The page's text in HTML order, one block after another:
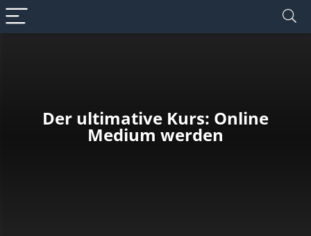
Der ultimative Kurs: Online
Medium werden